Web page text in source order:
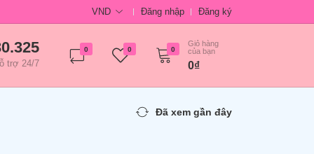
VND Đăng nhập Đăng ký
trợ 24/7
0 0 0
Giỏ hàng
của bạn
0₫
Đã xem gần đây